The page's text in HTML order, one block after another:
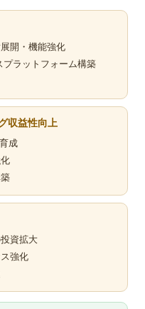
開・機能強化
プラットフォーム構築
収益性向上
成
資拡大
強化